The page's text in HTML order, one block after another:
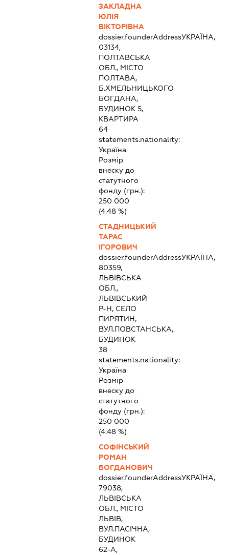
ЗАКЛАДНА
ЮЛІЯ
ВІКТОРІВНА
dossier.founderAddressУКРАЇНА,
03134,
ПОЛТАВСЬКА
ОБЛ., МІСТО
ПОЛТАВА,
Б.ХМЕЛЬНИЦЬКОГО
БОГДАНА,
БУДИНОК 5,
КВАРТИРА
64
statements.nationality:
Україна
Розмір
внеску до
статутного
фонду (грн.):
250 000
(4.48 %)
СТАДНИЦЬКИЙ
ТАРАС
ІГОРОВИЧ
dossier.founderAddressУКРАЇНА,
80359,
ЛЬВІВСЬКА
ОБЛ.,
ЛЬВІВСЬКИЙ
Р-Н, СЕЛО
ПИРЯТИН,
ВУЛ.ПОВСТАНСЬКА,
БУДИНОК
38
statements.nationality:
Україна
Розмір
внеску до
статутного
фонду (грн.):
250 000
(4.48 %)
СОФІНСЬКИЙ
РОМАН
БОГДАНОВИЧ
dossier.founderAddressУКРАЇНА,
79038,
ЛЬВІВСЬКА
ОБЛ., МІСТО
ЛЬВІВ,
ВУЛ.ПАСІЧНА,
БУДИНОК
62-А,